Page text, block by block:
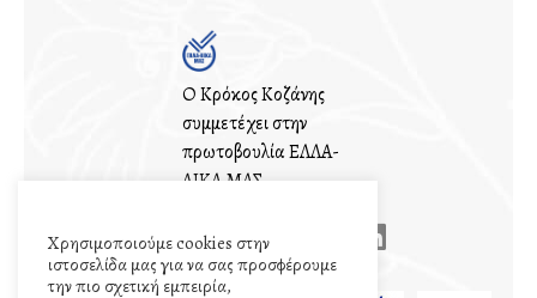
Ο Κρόκος Κοζάνης
συμμετέχει στην
πρωτοβουλία ΕΛΛΑ-
ΔΙΚΑ ΜΑΣ
Χρησιμοποιούμε cookies στην
ιστοσελίδα μας για να σας προσφέρουμε
την πιο σχετική εμπειρία,